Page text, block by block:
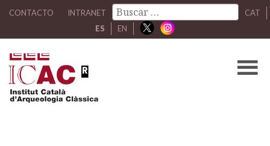
CONTACTO INTRANET
CAT
ES
EN